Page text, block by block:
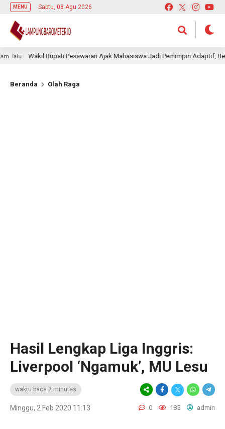
MENU Sabtu, 08 Agu 2026
Wakil Bupati Pesawaran Ajak Mahasiswa Jadi Pemimpin Adaptif,
Beranda Olah Raga
Hasil Lengkap Liga Inggris:
Liverpool ‘Ngamuk’, MU Lesu
waktu baca 2 minutes
Minggu, 2 Feb 2020 11:13 0 185 admin